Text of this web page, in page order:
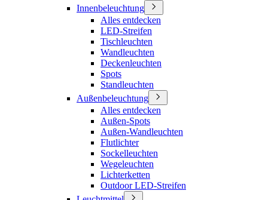
Innenbeleuchtung
Alles entdecken
LED-Streifen
Tischleuchten
Wandleuchten
Deckenleuchten
Spots
Standleuchten
Außenbeleuchtung
Alles entdecken
Außen-Spots
Außen-Wandleuchten
Flutlichter
Sockelleuchten
Wegeleuchten
Lichterketten
Outdoor LED-Streifen